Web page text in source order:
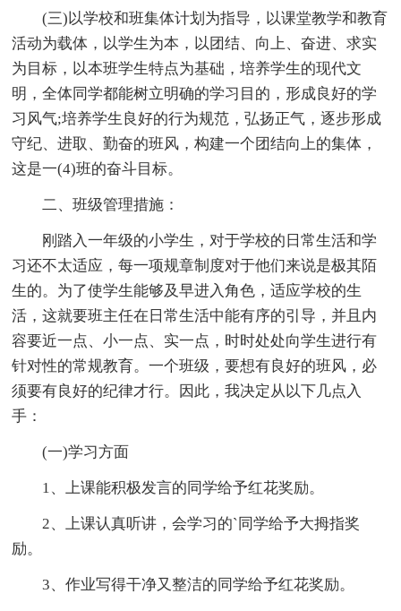
(三)以学校和班集体计划为指导，以课堂教学和教育
活动为载体，以学生为本，以团结、向上、奋进、求实
为目标，以本班学生特点为基础，培养学生的现代文
明，全体同学都能树立明确的学习目的，形成良好的学
习风气;培养学生良好的行为规范，弘扬正气，逐步形成
守纪、进取、勤奋的班风，构建一个团结向上的集体，
这是一(4)班的奋斗目标。
二、班级管理措施：
刚踏入一年级的小学生，对于学校的日常生活和学
习还不太适应，每一项规章制度对于他们来说是极其陌
生的。为了使学生能够及早进入角色，适应学校的生
活，这就要班主任在日常生活中能有序的引导，并且内
容要近一点、小一点、实一点，时时处处向学生进行有
针对性的常规教育。一个班级，要想有良好的班风，必
须要有良好的纪律才行。因此，我决定从以下几点入
手：
(一)学习方面
1、上课能积极发言的同学给予红花奖励。
2、上课认真听讲，会学习的`同学给予大拇指奖
励。
3、作业写得干净又整洁的同学给予红花奖励。